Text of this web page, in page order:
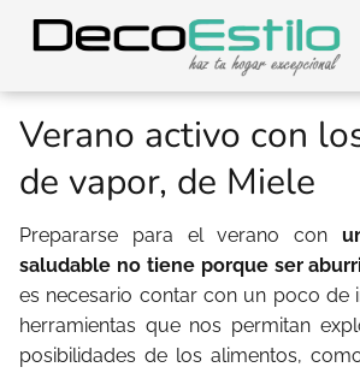
Verano activo con
de vapor, de Miele
Prepararse para el verano con
saludable no tiene porque ser
es necesario contar con un poco de
herramientas que nos permitan
posibilidades de los alimentos,